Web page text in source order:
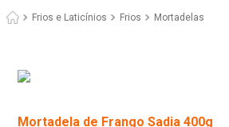
Frios e Laticínios Frios Mortadelas
Mortadela de Frango Sadia 400g